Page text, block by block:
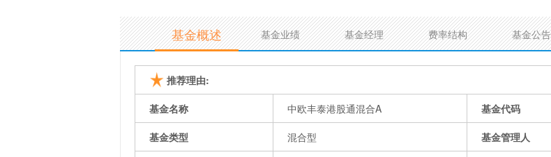
基金概述 基金业绩 基金经理 费率结构 基金公告
推荐理由:
基金名称 中欧丰泰港股通混合A 基金代码
基金类型 混合型 基金管理人